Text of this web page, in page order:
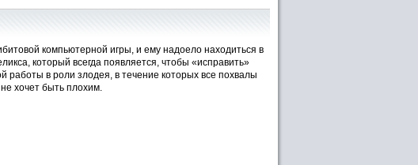
компьютерной игры, и ему надоело находиться в
который всегда появляется, чтобы «исправить»
работы в роли злодея, в течение которых все похвалы
хочет быть плохим.